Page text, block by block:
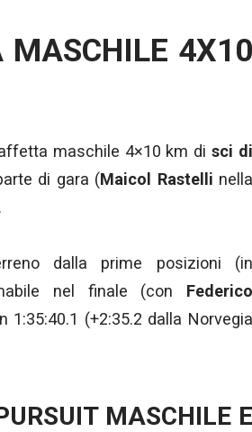
MASCHILE 4X10
maschile 4×10 km disci
di gara (Maicol Rastelli
dalla prime posizioni (in
nel finale (con Federico
1:35:40.1 (+2:35.2 dalla
MASCHILE E